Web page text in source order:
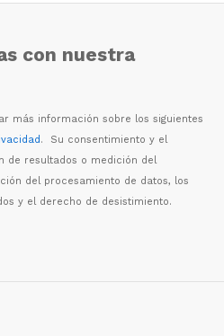
con nuestra
más información sobre los siguientes
. Su consentimiento y el
n de resultados o medición del
ón del procesamiento de datos, los
y el derecho de desistimiento.